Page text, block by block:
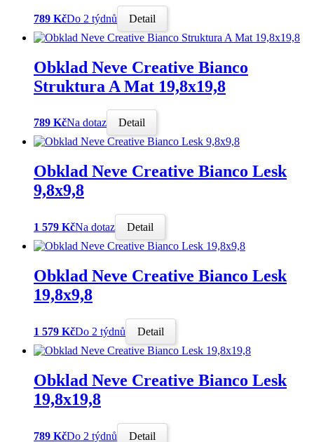
789 KčDo 2 týdnů Detail
Obklad Neve Creative Bianco
Struktura A Mat 19,8x19,8
789 KčNa dotaz Detail
Obklad Neve Creative Bianco Lesk
9,8x9,8
1 579 KčNa dotaz Detail
Obklad Neve Creative Bianco Lesk
19,8x9,8
1 579 KčDo 2 týdnů Detail
Obklad Neve Creative Bianco Lesk
19,8x19,8
789 KčDo 2 týdnů Detail